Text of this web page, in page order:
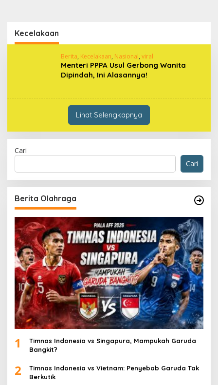
Kecelakaan
Berita, Kecelakaan, Nasional, viral
Menteri PPPA Usul Gerbong Wanita
Dipindah, Ini Alasannya!
Lihat Selengkapnya
Cari
Cari
Berita Olahraga
1
Timnas Indonesia vs Singapura, Mampukah Garuda
Bangkit?
2
Timnas Indonesia vs Vietnam: Penyebab Garuda Tak
Berkutik